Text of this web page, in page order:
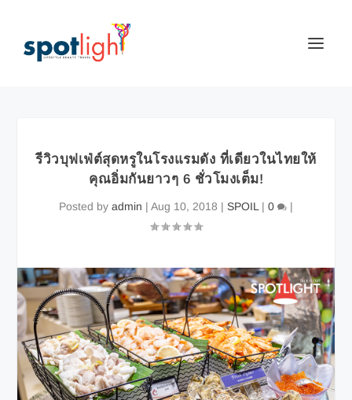
รีวิวบุฟเฟ่ต์สุดหรูในโรงแรมดัง ที่เดียวในไทยให้
คุณอิ่มกันยาวๆ 6 ชั่วโมงเต็ม!
Posted by admin | Aug 10, 2018 | SPOIL | 0 |